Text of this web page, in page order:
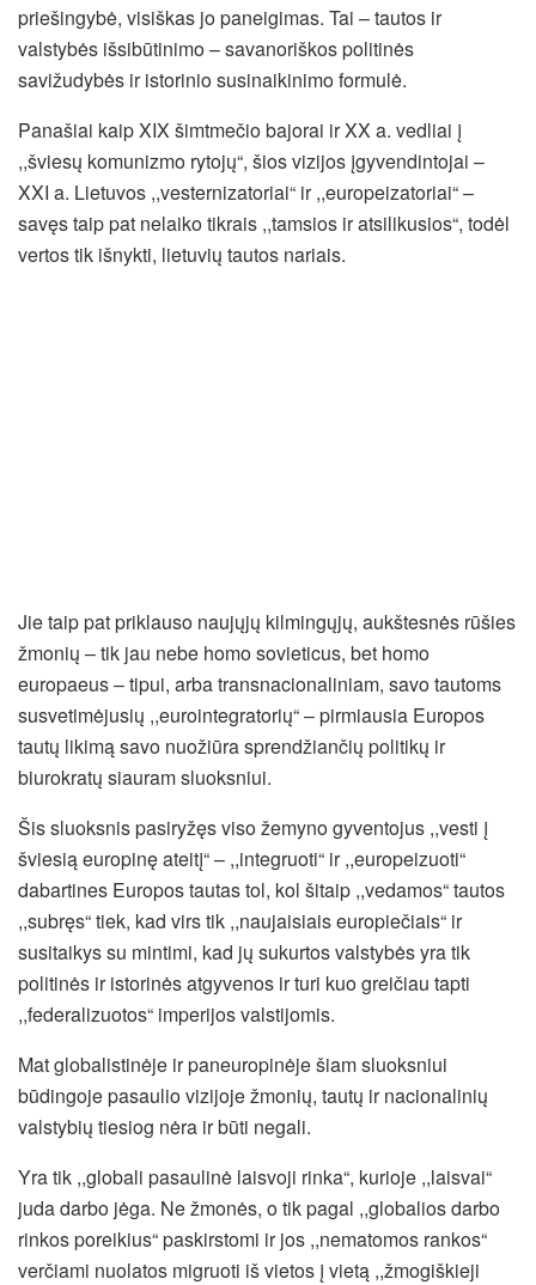
priešingybė, visiškas jo paneigimas. Tai – tautos ir
valstybės išsibūtinimo – savanoriškos politinės
savižudybės ir istorinio susinaikinimo formulė.
Panašiai kaip XIX šimtmečio bajorai ir XX a. vedliai į
,,šviesų komunizmo rytojų“, šios vizijos įgyvendintojai –
XXI a. Lietuvos ,,vesternizatoriai“ ir ,,europeizatoriai“ –
savęs taip pat nelaiko tikrais ,,tamsios ir atsilikusios“, todėl
vertos tik išnykti, lietuvių tautos nariais.
Jie taip pat priklauso naujųjų kilmingųjų, aukštesnės rūšies
žmonių – tik jau nebe homo sovieticus, bet homo
europaeus – tipui, arba transnacionaliniam, savo tautoms
susvetimėjusių ,,eurointegratorių“ – pirmiausia Europos
tautų likimą savo nuožiūra sprendžiančių politikų ir
biurokratų siauram sluoksniui.
Šis sluoksnis pasiryžęs viso žemyno gyventojus ,,vesti į
šviesią europinę ateitį“ – ,,integruoti“ ir ,,europeizuoti“
dabartines Europos tautas tol, kol šitaip ,,vedamos“ tautos
,,subręs“ tiek, kad virs tik ,,naujaisiais europiečiais“ ir
susitaikys su mintimi, kad jų sukurtos valstybės yra tik
politinės ir istorinės atgyvenos ir turi kuo greičiau tapti
,,federalizuotos“ imperijos valstijomis.
Mat globalistinėje ir paneuropinėje šiam sluoksniui
būdingoje pasaulio vizijoje žmonių, tautų ir nacionalinių
valstybių tiesiog nėra ir būti negali.
Yra tik ,,globali pasaulinė laisvoji rinka“, kurioje ,,laisvai“
juda darbo jėga. Ne žmonės, o tik pagal ,,globalios darbo
rinkos poreikius“ paskirstomi ir jos ,,nematomos rankos“
verčiami nuolatos migruoti iš vietos į vietą ,,žmogiškieji